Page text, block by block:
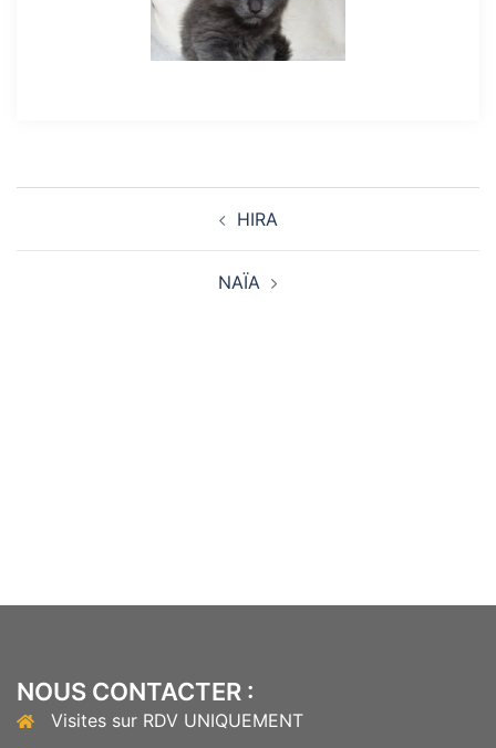
HIRA
NAÏA
NOUS CONTACTER :
Visites sur RDV UNIQUEMENT